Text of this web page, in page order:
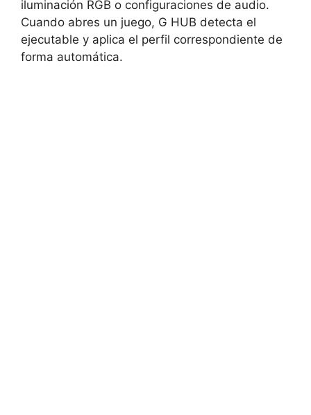
iluminación RGB o configuraciones de audio.
Cuando abres un juego, G HUB detecta el
ejecutable y aplica el perfil correspondiente de
forma automática.